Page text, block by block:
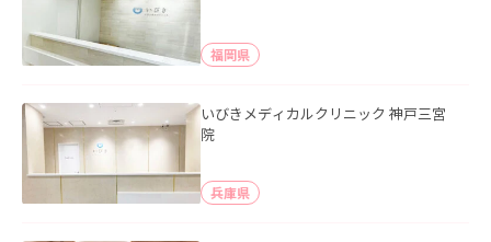
福岡県
いびきメディカルクリニック 神戸三宮
院
兵庫県